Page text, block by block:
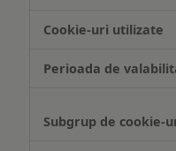
necesare